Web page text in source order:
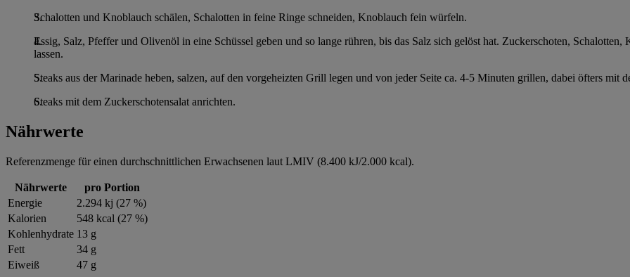
Schalotten und Knoblauch schälen, Schalotten in feine Ringe schneiden, Knoblauch fein würfeln.
Essig, Salz, Pfeffer und Olivenöl in eine Schüssel geben und so lange rühren, bis das Salz sich gelöst hat. Zuckerschoten,
lassen.
Steaks aus der Marinade heben, salzen, auf den vorgeheizten Grill legen und von jeder Seite ca. 4-5 Minuten grillen, dabei öfters mit
Steaks mit dem Zuckerschotensalat anrichten.
Nährwerte
Referenzmenge für einen durchschnittlichen Erwachsenen laut LMIV (8.400 kJ/2.000 kcal).
Nährwerte
pro Portion
Energie
2.294 kj (27 %)
Kalorien
548 kcal (27 %)
Kohlenhydrate 13 g
Fett
34 g
Eiweiß
47 g